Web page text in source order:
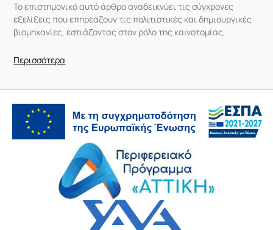
Το επιστημονικό αυτό άρθρο αναδεικνύει τις σύγχρονες
εξελίξεις που επηρεάζουν τις πολιτιστικές και δημιουργικές
βιομηχανίες, εστιάζοντας στον ρόλο της καινοτομίας,
Περισσότερα